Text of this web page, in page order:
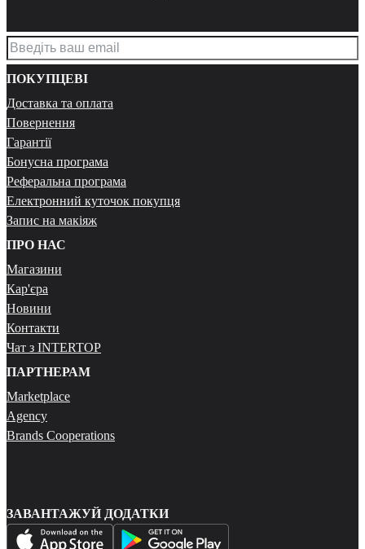
ПОКУПЦЕВІ
Доставка та оплата
Повернення
Гарантії
Бонусна програма
Реферальна програма
Електронний куточок покупця
Запис на макіяж
ПРО НАС
Магазини
Кар'єра
Новини
Контакти
Чат з INTERTOP
ПАРТНЕРАМ
Marketplace
Agency
Brands Cooperations
ЗАВАНТАЖУЙ ДОДАТКИ